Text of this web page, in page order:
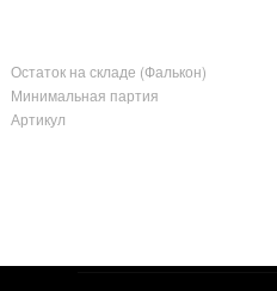
Остаток на складе (Фалькон)
Минимальная партия
Артикул